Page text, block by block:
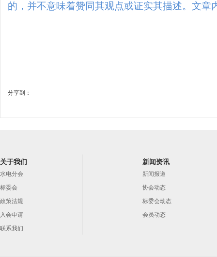
的，并不意味着赞同其观点或证实其描述。文章
分享到：
关于我们
水电分会
标委会
政策法规
入会申请
联系我们
新闻资讯
新闻报道
协会动态
标委会动态
会员动态